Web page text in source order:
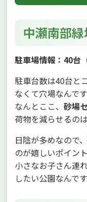
中瀬南部緑
駐車場情報：40台
駐車台数は40台と
なくて穴場なんです
なんとここ、 砂場
荷物を減らせるの
日陰が多めなので
のが嬉しいポイント
小さなお子さん連
したい公園なんです